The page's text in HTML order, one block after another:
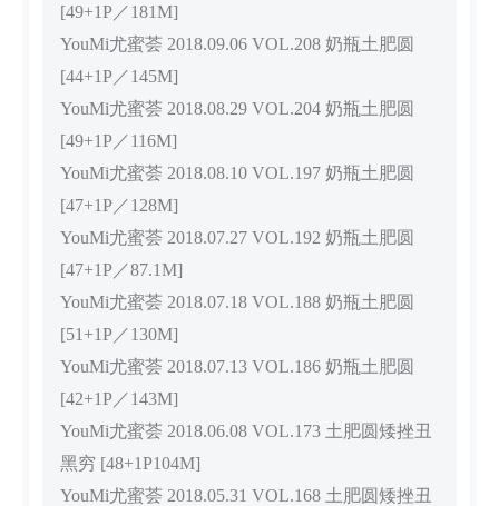
[49+1P／181M]
YouMi尤蜜荟 2018.09.06 VOL.208 奶瓶土肥圆
[44+1P／145M]
YouMi尤蜜荟 2018.08.29 VOL.204 奶瓶土肥圆
[49+1P／116M]
YouMi尤蜜荟 2018.08.10 VOL.197 奶瓶土肥圆
[47+1P／128M]
YouMi尤蜜荟 2018.07.27 VOL.192 奶瓶土肥圆
[47+1P／87.1M]
YouMi尤蜜荟 2018.07.18 VOL.188 奶瓶土肥圆
[51+1P／130M]
YouMi尤蜜荟 2018.07.13 VOL.186 奶瓶土肥圆
[42+1P／143M]
YouMi尤蜜荟 2018.06.08 VOL.173 土肥圆矮挫丑
黑穷 [48+1P104M]
YouMi尤蜜荟 2018.05.31 VOL.168 土肥圆矮挫丑